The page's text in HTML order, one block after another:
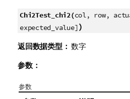
Chi2Test_chi2(col, row,
expected_value])
返回数据类型： 数字
参数：
参数